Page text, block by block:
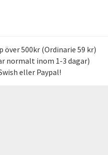
över 500kr (Ordinarie 59 kr)
normalt inom 1-3 dagar)
eller Paypal!